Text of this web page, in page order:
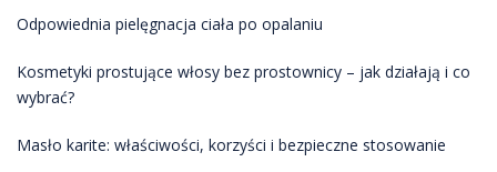
Odpowiednia pielęgnacja ciała po opalaniu
Kosmetyki prostujące włosy bez prostownicy – jak działają i co
wybrać?
Masło karite: właściwości, korzyści i bezpieczne stosowanie